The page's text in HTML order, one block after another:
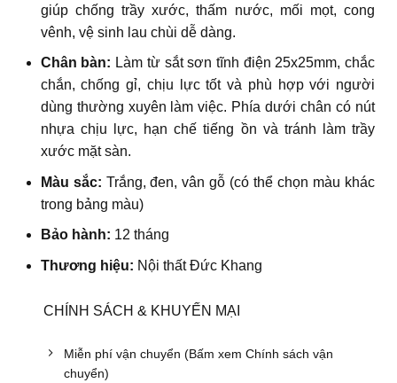
giúp chống trầy xước, thấm nước, mối mọt, cong
vênh, vệ sinh lau chùi dễ dàng.
Chân bàn: Làm từ sắt sơn tĩnh điện 25x25mm, chắc
chắn, chống gỉ, chịu lực tốt và phù hợp với người
dùng thường xuyên làm việc. Phía dưới chân có nút
nhựa chịu lực, hạn chế tiếng ồn và tránh làm trầy
xước mặt sàn.
Màu sắc: Trắng, đen, vân gỗ (có thể chọn màu khác
trong bảng màu)
Bảo hành: 12 tháng
Thương hiệu: Nội thất Đức Khang
CHÍNH SÁCH & KHUYẾN MẠI
Miễn phí vận chuyển (Bấm xem Chính sách vận
chuyển)